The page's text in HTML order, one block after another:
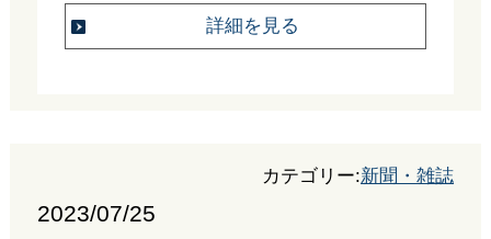
詳細を見る
カテゴリー:新聞・雑誌
2023/07/25